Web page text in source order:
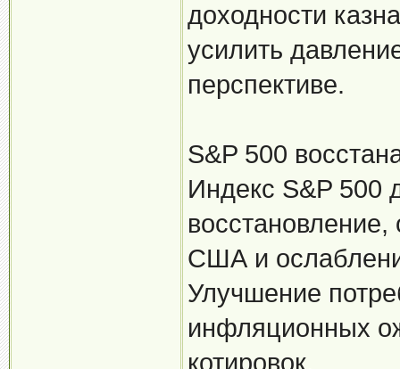
доходности
усилить
перспективе.
S&P 500
Индекс S&P 500
США и
Улучшение
инфляционных
котировок.